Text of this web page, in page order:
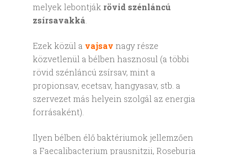
melyek lebontják rövid szénláncú
zsírsavakká
Ezek közül a vajsav nagy része
közvetlenül a bélben hasznosul (a többi
rövid szénláncú zsírsav, mint a
propionsav, ecetsav, hangyasav, stb. a
szervezet más helyein szolgál az energia
forrásaként).
Ilyen bélben élő baktériumok jellemzően
a Faecalibacterium prausnitzii, Roseburia